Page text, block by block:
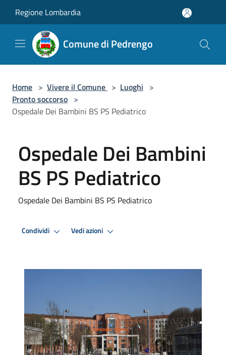
Regione Lombardia
Comune di Pedrengo
Home > Vivere il Comune > Luoghi >
Pronto soccorso >
Ospedale Dei Bambini BS PS Pediatrico
Ospedale Dei Bambini
BS PS Pediatrico
Ospedale Dei Bambini BS PS Pediatrico
Condividi Vedi azioni